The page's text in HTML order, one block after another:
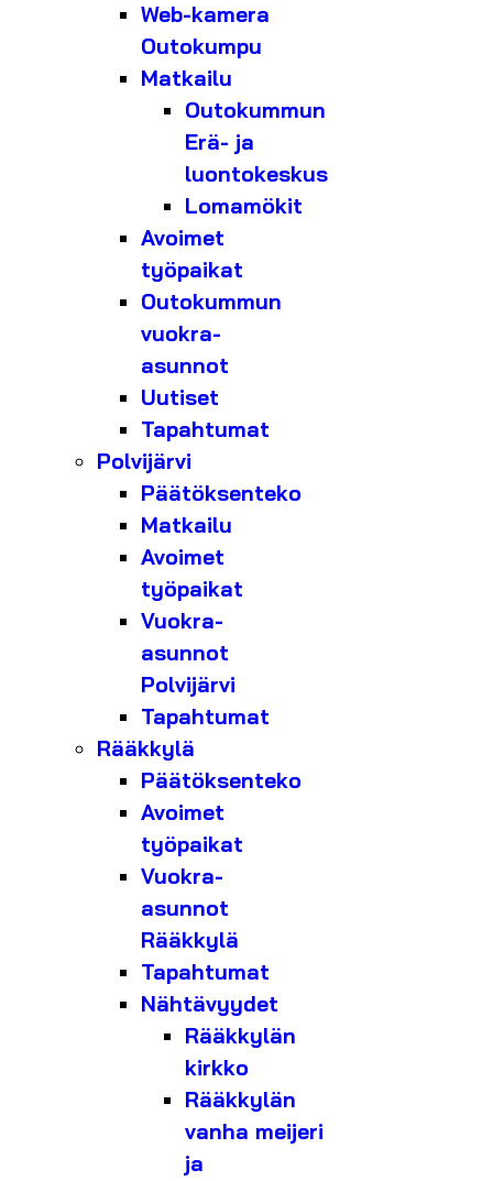
Web-kamera
Outokumpu
Matkailu
Outokummun
Erä- ja
luontokeskus
Lomamökit
Avoimet
työpaikat
Outokummun
vuokra-
asunnot
Uutiset
Tapahtumat
Polvijärvi
Päätöksenteko
Matkailu
Avoimet
työpaikat
Vuokra-
asunnot
Polvijärvi
Tapahtumat
Rääkkylä
Päätöksenteko
Avoimet
työpaikat
Vuokra-
asunnot
Rääkkylä
Tapahtumat
Nähtävyydet
Rääkkylän
kirkko
Rääkkylän
vanha meijeri
ja